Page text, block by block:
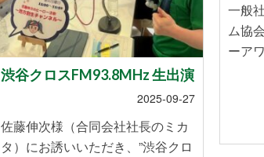
渋谷クロスFM93.8MHz 生出演
2025-09-27
佐藤伸次様（合同会社社長のミカ
タ）にお誘いいただき、”渋谷クロ
一般
ム協
ーア